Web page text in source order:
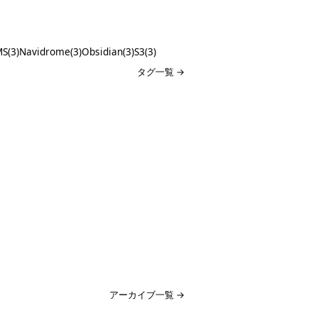
Navidrome(3)Obsidian(3)S3(3)
タグ一覧 →
アーカイブ一覧 →